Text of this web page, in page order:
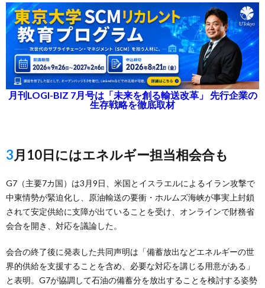
月刊LOGI-BIZ 7月号は「未来を創る輸送改革」 先行企業の
生存戦略を徹底取材
3月10日にはエネルギー担当相会合も
G7（主要7カ国）は3月9日、米国とイスラエルによるイラン攻撃で
中東情勢が緊迫化し、原油輸送の要衝・ホルムズ海峡が事実上封鎖
されて安定供給に支障が出ていることを受け、オンラインで財務省
会合を開き、対応を議論した。
会合の終了後に発表した共同声明は「備蓄放出などエネルギーの世
界的供給を支援することを含め、必要な対応を講じる用意がある」
と表明。G7が協調して石油の備蓄分を放出することを検討する姿勢